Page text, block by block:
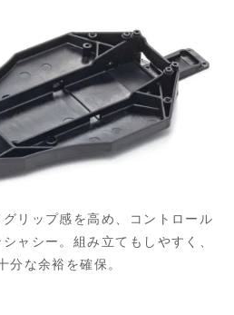
リップ感を高め、コントロール
ャシー。組み立てもしやすく、
分な余裕を確保。